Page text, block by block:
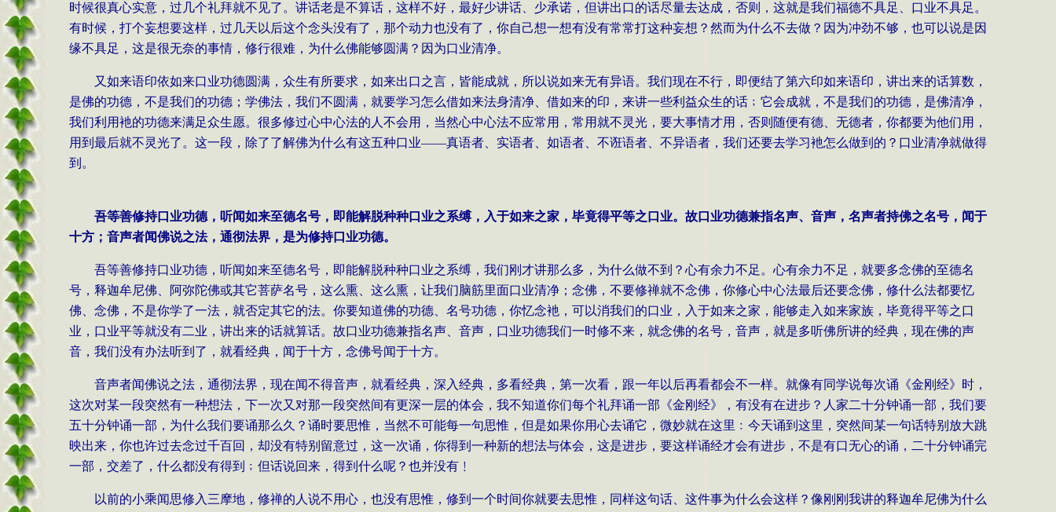
时候很真心实意，过几个礼拜就不见了。讲话老是不算话，这样不好，最好少讲话、少承诺，但讲出口的话尽量去达成，否则，这就是我们福德不具足、口业不具足。
有时候，打个妄想要这样，过几天以后这个念头没有了，那个动力也没有了，你自己想一想有没有常常打这种妄想？然而为什么不去做？因为冲劲不够，也可以说是因
缘不具足，这是很无奈的事情，修行很难，为什么佛能够圆满？因为口业清净。
又如来语印依如来口业功德圆满，众生有所要求，如来出口之言，皆能成就，所以说如来无有异语。我们现在不行，即便结了第六印如来语印，讲出来的话算数，
是佛的功德，不是我们的功德；学佛法，我们不圆满，就要学习怎么借如来法身清净、借如来的印，来讲一些利益众生的话﹔它会成就，不是我们的功德，是佛清净，
我们利用衪的功德来满足众生愿。很多修过心中心法的人不会用，当然心中心法不应常用，常用就不灵光，要大事情才用，否则随便有德、无德者，你都要为他们用，
用到最后就不灵光了。这一段，除了了解佛为什么有这五种口业——真语者、实语者、如语者、不诳语者、不异语者，我们还要去学习衪怎么做到的？口业清净就做得
到。
吾等善修持口业功德，听闻如来至德名号，即能解脱种种口业之系缚，入于如来之家，毕竟得平等之口业。故口业功德兼指名声、音声，名声者持佛之名号，闻于
十方；音声者闻佛说之法，通彻法界，是为修持口业功德。
吾等善修持口业功德，听闻如来至德名号，即能解脱种种口业之系缚，我们刚才讲那么多，为什么做不到？心有余力不足。心有余力不足，就要多念佛的至德名
号，释迦牟尼佛、阿弥陀佛或其它菩萨名号，这么熏、这么熏，让我们脑筋里面口业清净；念佛，不要修禅就不念佛，你修心中心法最后还要念佛，修什么法都要忆
佛、念佛，不是你学了一法，就否定其它的法。你要知道佛的功德、名号功德，你忆念衪，可以消我们的口业，入于如来之家，能够走入如来家族，毕竟得平等之口
业，口业平等就没有二业，讲出来的话就算话。故口业功德兼指名声、音声，口业功德我们一时修不来，就念佛的名号，音声，就是多听佛所讲的经典，现在佛的声
音，我们没有办法听到了，就看经典，闻于十方，念佛号闻于十方。
音声者闻佛说之法，通彻法界，现在闻不得音声，就看经典，深入经典，多看经典，第一次看，跟一年以后再看都会不一样。就像有同学说每次诵《金刚经》时，
这次对某一段突然有一种想法，下一次又对那一段突然间有更深一层的体会，我不知道你们每个礼拜诵一部《金刚经》，有没有在进步？人家二十分钟诵一部，我们要
五十分钟诵一部，为什么我们要诵那么久？诵时要思惟，当然不可能每一句思惟，但是如果你用心去诵它，微妙就在这里﹕今天诵到这里，突然间某一句话特别放大跳
映出来，你也许过去念过千百回，却没有特别留意过，这一次诵，你得到一种新的想法与体会，这是进步，要这样诵经才会有进步，不是有口无心的诵，二十分钟诵完
一部，交差了，什么都没有得到﹔但话说回来，得到什么呢？也并没有﹗
以前的小乘闻思修入三摩地，修禅的人说不用心，也没有思惟，修到一个时间你就要去思惟，同样这句话、这件事为什么会这样？像刚刚我讲的释迦牟尼佛为什么